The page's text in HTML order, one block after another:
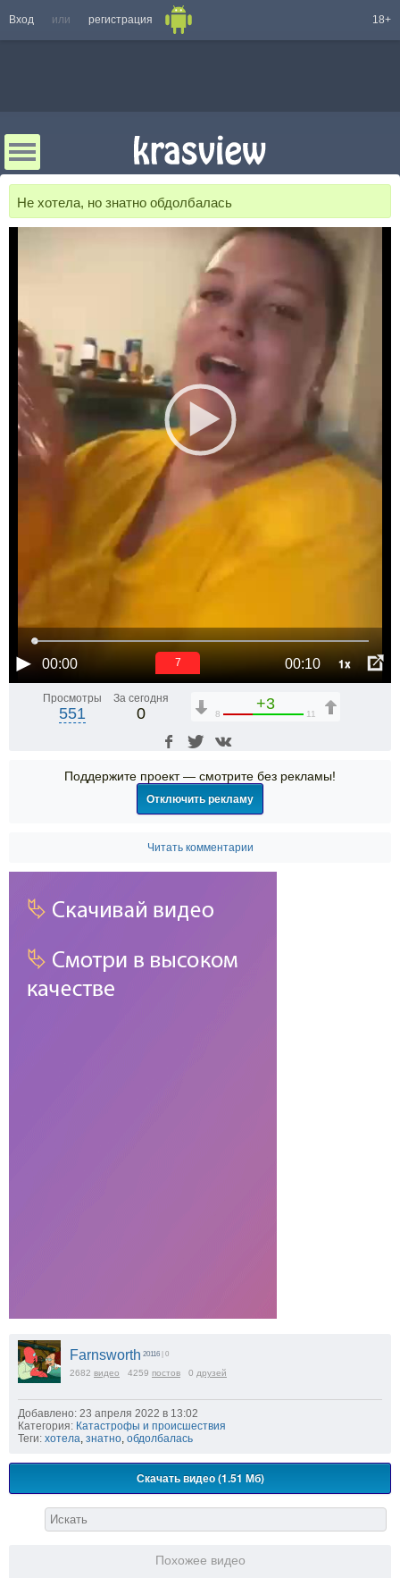
Вход или регистрация 18+
Не хотела, но знатно обдолбалась
00:00 00:10 1x
6
Просмотры
551
За сегодня
0
+3
8 11
Поддержите проект — смотрите без рекламы!
Отключить рекламу
Читать комментарии
Farnsworth 20116 | 0
2682 видео 4259 постов 0 друзей
Добавлено: 23 апреля 2022 в 13:02
Категория: Катастрофы и происшествия
Теги: хотела знатно обдолбалась
Скачать видео (1.51 Мб)
Похожее видео